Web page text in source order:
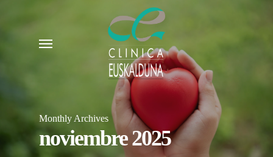
Menu
Monthly Archives
noviembre 2025